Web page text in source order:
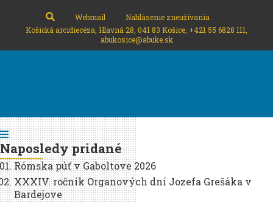
Webmail
Nahlásenie zneužívania
Košická arcidiecéza, Hlavná 28, 041 83 Košice, +421 55 6828 111,
abukosice@abuke.sk
Naposledy pridané
Rómska púť v Gaboltove 2026
XXXIV. ročník Organových dní Jozefa Grešáka v
Bardejove